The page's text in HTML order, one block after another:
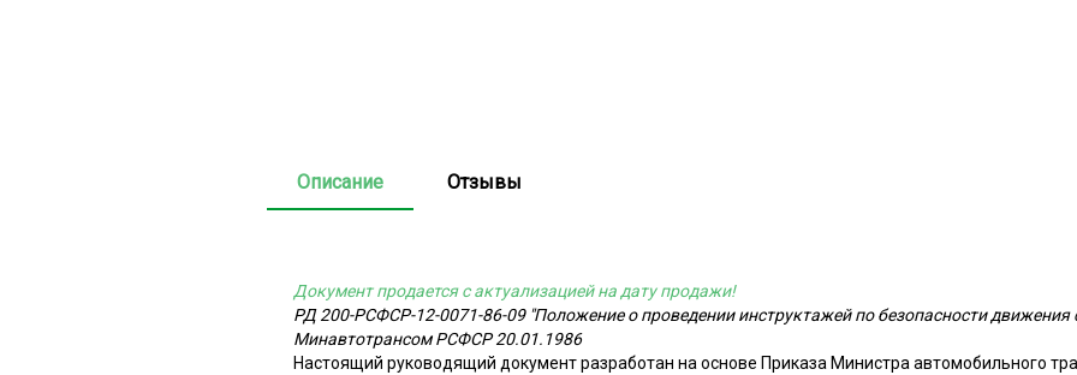
Описание Отзывы
Документ продается с актуализацией на дату продажи!
РД 200-РСФСР-12-0071-86-09 "Положение о проведении инструктажей по безопасности движения
Минавтотрансом РСФСР 20.01.1986
Настоящий руководящий документ разработан на основе Приказа Министра автомобильного